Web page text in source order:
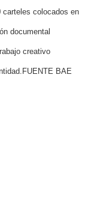
carteles colocados en
documental
creativo
BAE